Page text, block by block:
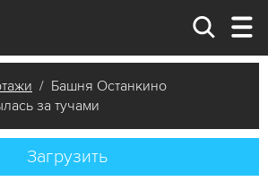
/ Башня Останкино
за тучами
Загрузить